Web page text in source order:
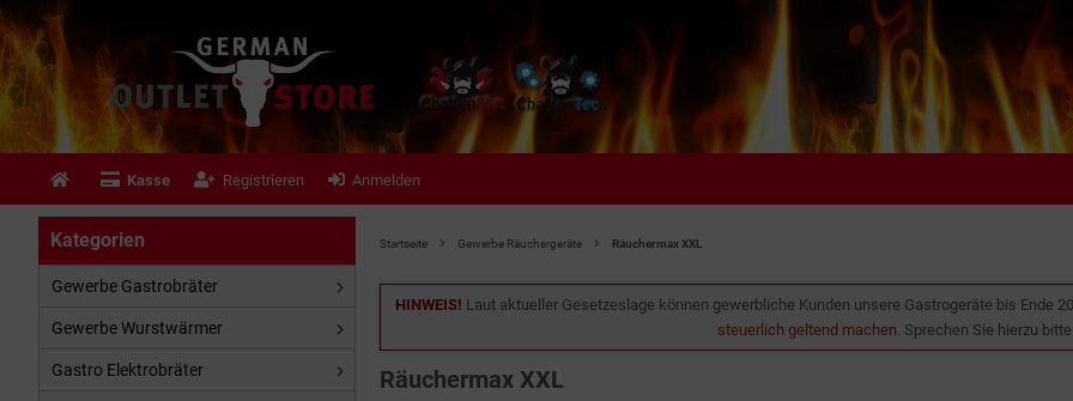
Kasse Registrieren Anmelden
Startseite Gewerbe Räuchergeräte Räuchermax XXL
HINWEIS! Laut aktueller Gesetzeslage können gewerbliche Kunden unsere Gastrogeräte bis Ende
steuerlich geltend machen. Sprechen Sie hierzu
Räuchermax XXL
Kategorien
Gewerbe Gastrobräter
Gewerbe Wurstwärmer
Gastro Elektrobräter